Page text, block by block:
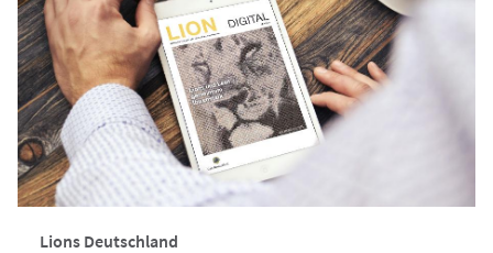
Lions Deutschland